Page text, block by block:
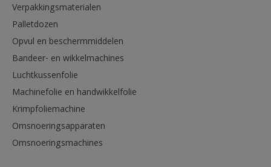
Verpakkingsmaterialen
Palletdozen
Opvul en beschermmiddelen
Bandeer- en wikkelmachines
Luchtkussenfolie
Machinefolie en handwikkelfolie
Krimpfoliemachine
Omsnoeringsapparaten
Omsnoeringsmachines